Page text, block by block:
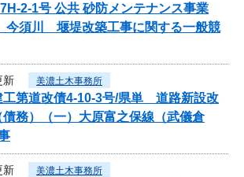
2-1号 公共 砂防メンテナンス事業
須川 堰堤改築工事に関する一般競
新 美濃土木事務所
工第道改債4-10-3号/県単 道路新設改
債務）（一）大原富之保線（武儀倉
新 美濃土木事務所